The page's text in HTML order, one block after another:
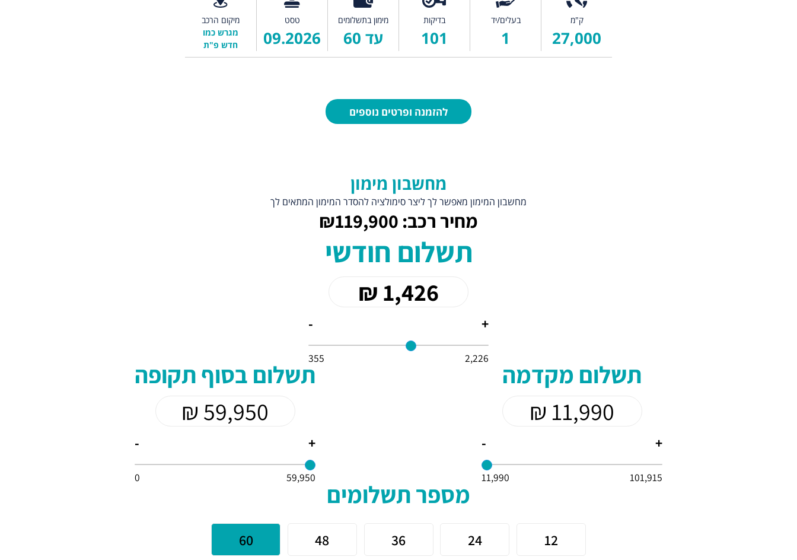
ק"מ
27,000
בעלים/יד
1
בדיקות
101
מימון בתשלומים
עד 60
טסט
09.2026
מיקום הרכב
מגרש כמו
חדש פ"ת
להזמנה ופרטים נוספים
מחשבון מימון
מחשבון המימון מאפשר לך ליצר סימולציה להסדר המימון המתאים לך